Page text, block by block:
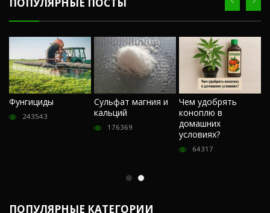
ПОПУЛЯРНЫЕ ПОСТЫ
Фунгициды
243543
Сульфат магния и
кальций
176369
Чем удобрять
коноплю в
домашних
условиях?
64317
ПОПУЛЯРНЫЕ КАТЕГОРИИ